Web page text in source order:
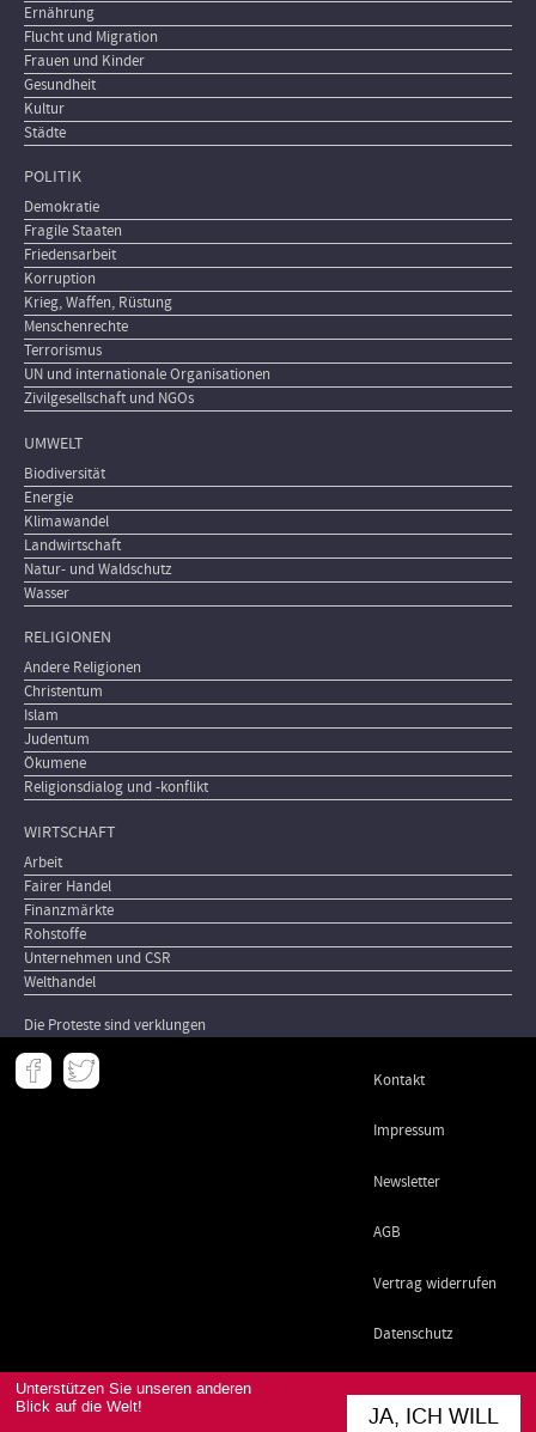
Unterstützen Sie unseren anderen
Blick auf die Welt!
JA, ICH WILL
Ernährung
Flucht und Migration
Frauen und Kinder
Gesundheit
Kultur
Städte
POLITIK
Demokratie
Fragile Staaten
Friedensarbeit
Korruption
Krieg, Waffen, Rüstung
Menschenrechte
Terrorismus
UN und internationale Organisationen
Zivilgesellschaft und NGOs
UMWELT
Biodiversität
Energie
Klimawandel
Landwirtschaft
Natur- und Waldschutz
Wasser
RELIGIONEN
Andere Religionen
Christentum
Islam
Judentum
Ökumene
Religionsdialog und -konflikt
WIRTSCHAFT
Arbeit
Fairer Handel
Finanzmärkte
Rohstoffe
Unternehmen und CSR
Welthandel
Die Proteste sind verklungen
Meta
- Kontakt
Impressum
Newsletter
AGB
Vertrag widerrufen
Datenschutz